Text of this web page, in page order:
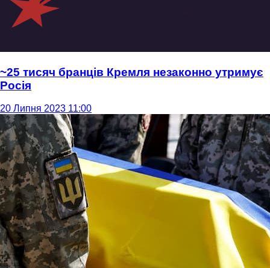
~25 тисяч бранців Кремля незаконно утримує
Росія
20 Липня 2023 11:00